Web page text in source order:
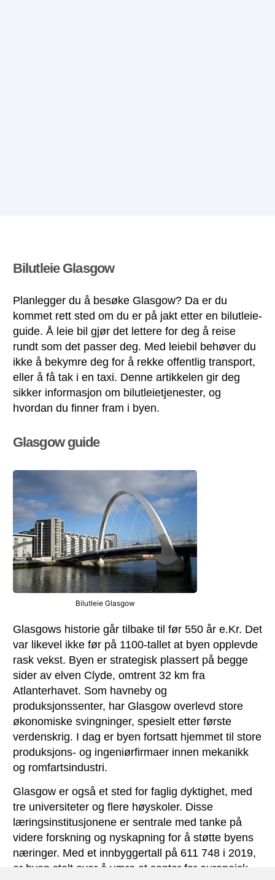
Bilutleie Glasgow
Planlegger du å besøke Glasgow? Da er du
kommet rett sted om du er på jakt etter en bilutleie-
guide. Å leie bil gjør det lettere for deg å reise
rundt som det passer deg. Med leiebil behøver du
ikke å bekymre deg for å rekke offentlig transport,
eller å få tak i en taxi. Denne artikkelen gir deg
sikker informasjon om bilutleietjenester, og
hvordan du finner fram i byen.
Glasgow guide
Bilutleie Glasgow
Glasgows historie går tilbake til før 550 år e.Kr. Det
var likevel ikke før på 1100-tallet at byen opplevde
rask vekst. Byen er strategisk plassert på begge
sider av elven Clyde, omtrent 32 km fra
Atlanterhavet. Som havneby og
produksjonssenter, har Glasgow overlevd store
økonomiske svingninger, spesielt etter første
verdenskrig. I dag er byen fortsatt hjemmet til store
produksjons- og ingeniørfirmaer innen mekanikk
og romfartsindustri.
Glasgow er også et sted for faglig dyktighet, med
tre universiteter og flere høyskoler. Disse
læringsinstitusjonene er sentrale med tanke på
videre forskning og nyskapning for å støtte byens
næringer. Med et innbyggertall på 611 748 i 2019,
er byen stolt over å være et senter for europeisk